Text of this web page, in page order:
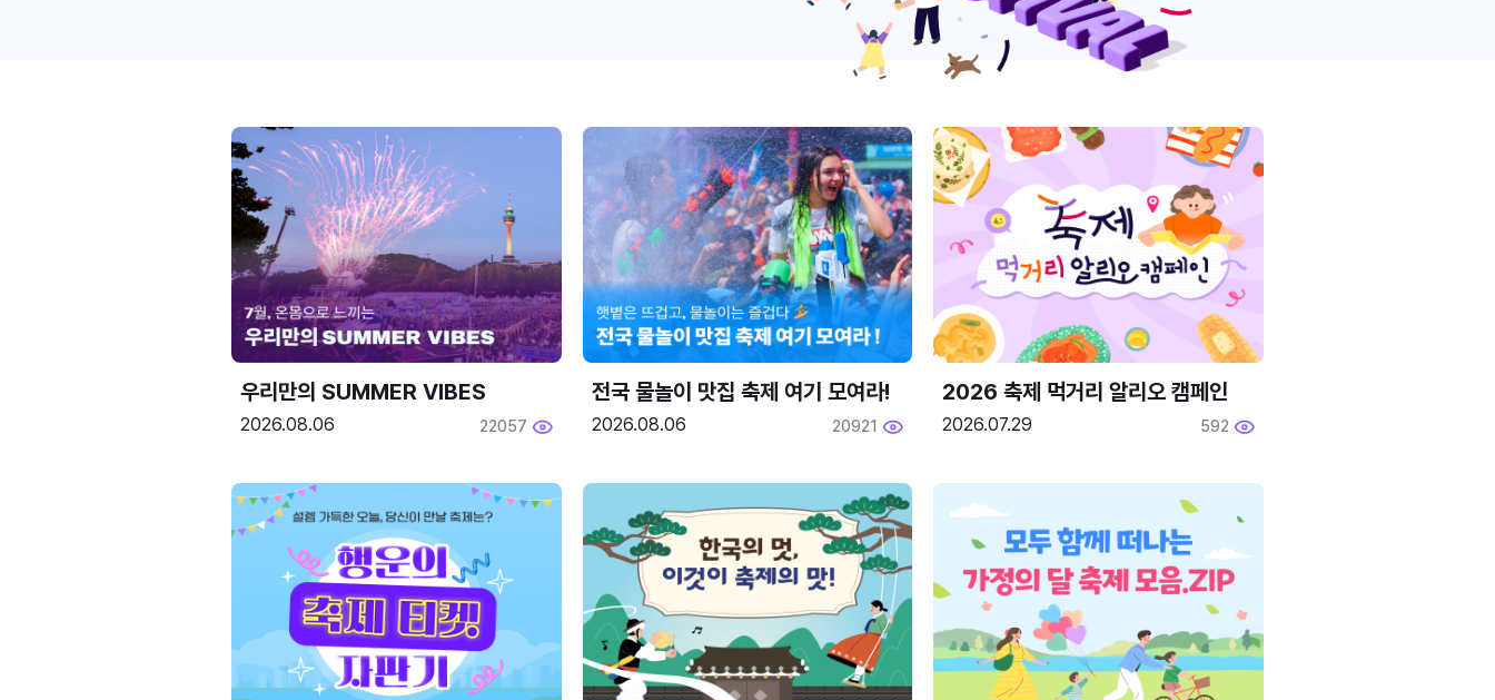
우리만의 SUMMER VIBES
2026.08.06 22057
전국 물놀이 맛집 축제 여기 모여라!
2026.08.06 20921
2026 축제 먹거리 알리오 캠페인
2026.07.29 592